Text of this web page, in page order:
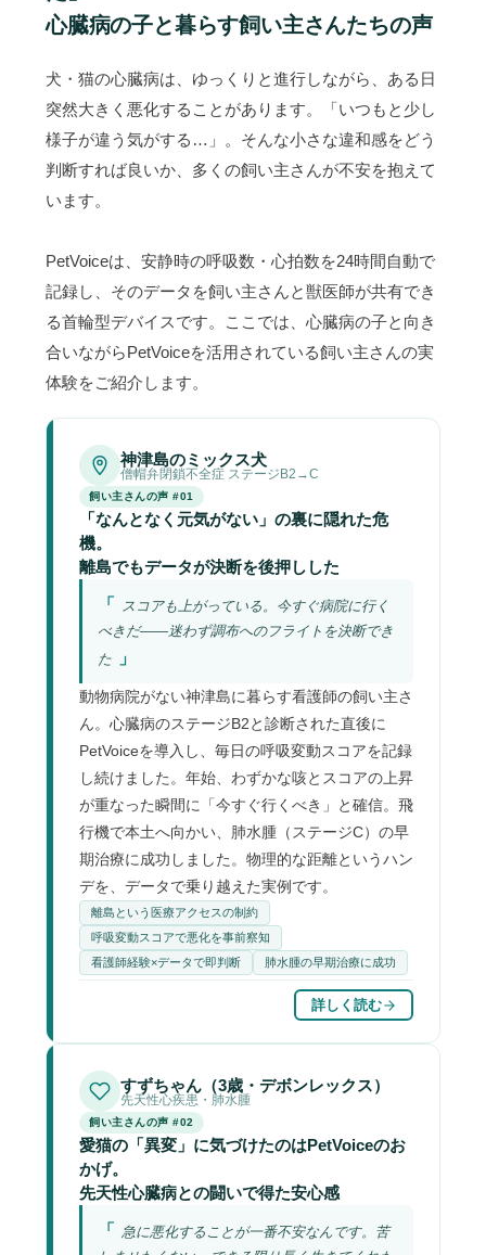
心臓病の子と暮らす飼い主さんたちの声
犬・猫の心臓病は、ゆっくりと進行しながら、ある日
突然大きく悪化することがあります。「いつもと少し
様子が違う気がする…」。そんな小さな違和感をどう
判断すれば良いか、多くの飼い主さんが不安を抱えて
います。
PetVoiceは、安静時の呼吸数・心拍数を24時間自動で
記録し、そのデータを飼い主さんと獣医師が共有でき
る首輪型デバイスです。ここでは、心臓病の子と向き
合いながらPetVoiceを活用されている飼い主さんの実
体験をご紹介します。
神津島のミックス犬
僧帽弁閉鎖不全症 ステージB2→C
飼い主さんの声 #01
「なんとなく元気がない」の裏に隠れた危
機。
離島でもデータが決断を後押しした
スコアも上がっている。今すぐ病院に行く
べきだ——迷わず調布へのフライトを決断でき
た
動物病院がない神津島に暮らす看護師の飼い主さ
ん。心臓病のステージB2と診断された直後に
PetVoiceを導入し、毎日の呼吸変動スコアを記録
し続けました。年始、わずかな咳とスコアの上昇
が重なった瞬間に「今すぐ行くべき」と確信。飛
行機で本土へ向かい、肺水腫（ステージC）の早
期治療に成功しました。物理的な距離というハン
デを、データで乗り越えた実例です。
離島という医療アクセスの制約
呼吸変動スコアで悪化を事前察知
看護師経験×データで即判断
肺水腫の早期治療に成功
詳しく読む
すずちゃん（3歳・デボンレックス）
先天性心疾患・肺水腫
飼い主さんの声 #02
愛猫の「異変」に気づけたのはPetVoiceのお
かげ。
先天性心臓病との闘いで得た安心感
急に悪化することが一番不安なんです。苦